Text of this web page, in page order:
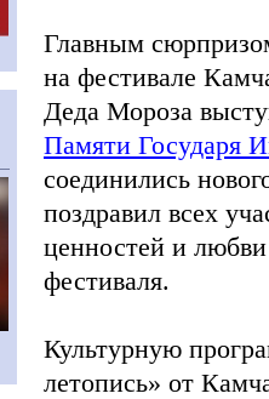
Главным
на фестивале
Деда Мороза
Памяти Государя
соединились
поздравил всех
ценностей и любви
фестиваля.
Культурную
летопись» от